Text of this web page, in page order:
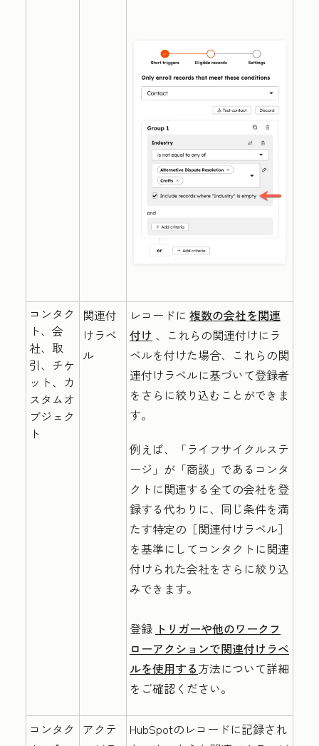
コンタク
ト、会
社、取
引、チケ
ット、カ
スタムオ
ブジェク
ト
関連付
けラベ
ル
レコードに 複数の会社を関連
付け 、これらの関連付けにラ
ベルを付けた場合、これらの関
連付けラベルに基づいて登録者
をさらに絞り込むことができま
す。
例えば、「ライフサイクルステ
ージ 」が「商談」であるコンタ
クトに関連する全ての会社を登
録する代わりに、 同じ条件を満
たす特定の［関連付けラベル］
を基準にしてコンタクトに関連
付けられた会社をさらに絞り込
みできます。
登録 トリガーや他のワークフ
ローアクションで関連付けラベ
ルを使用する方法について詳細
をご確認ください。
コンタク
アクテ
HubSpotのレコードに記録され